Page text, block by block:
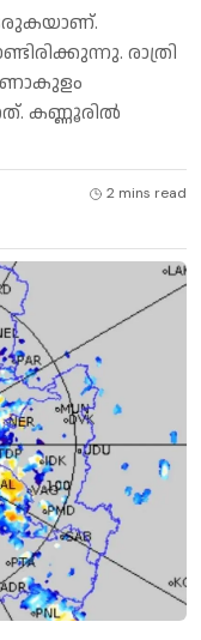
രാത്രി
കണ്ണൂരിൽ
2 mins read